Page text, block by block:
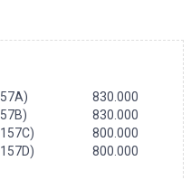
830.000
830.000
800.000
800.000